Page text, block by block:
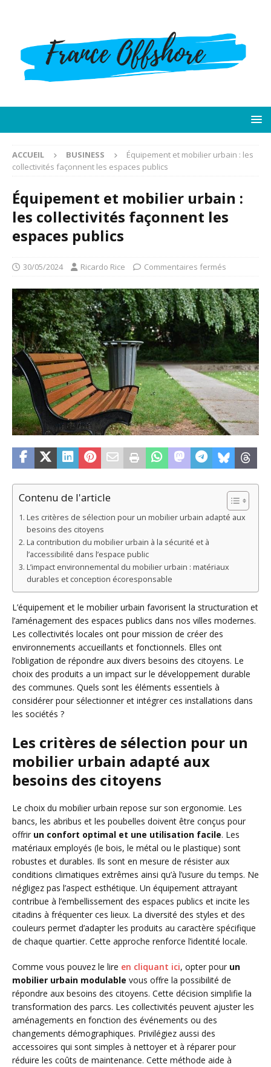
ACCUEIL BUSINESS
Équipement et mobilier urbain : les
collectivités façonnent les espaces publics
Équipement et mobilier urbain :
les collectivités façonnent les
espaces publics
30/05/2024 Ricardo Rice Commentaires fermés
Contenu de l'article
Les critères de sélection pour un mobilier urbain adapté aux
besoins des citoyens
La contribution du mobilier urbain à la sécurité et à
l’accessibilité dans l’espace public
L’impact environnemental du mobilier urbain : matériaux
durables et conception écoresponsable
L’équipement et le mobilier urbain favorisent la structuration et
l’aménagement des espaces publics dans nos villes modernes.
Les collectivités locales ont pour mission de créer des
environnements accueillants et fonctionnels. Elles ont
l’obligation de répondre aux divers besoins des citoyens. Le
choix des produits a un impact sur le développement durable
des communes. Quels sont les éléments essentiels à
considérer pour sélectionner et intégrer ces installations dans
les sociétés ?
Les critères de sélection pour un
mobilier urbain adapté aux
besoins des citoyens
Le choix du mobilier urbain repose sur son ergonomie. Les
bancs, les abribus et les poubelles doivent être conçus pour
offrir un confort optimal et une utilisation facile. Les
matériaux employés (le bois, le métal ou le plastique) sont
robustes et durables. Ils sont en mesure de résister aux
conditions climatiques extrêmes ainsi qu’à l’usure du temps. Ne
négligez pas l’aspect esthétique. Un équipement attrayant
contribue à l’embellissement des espaces publics et incite les
citadins à fréquenter ces lieux. La diversité des styles et des
couleurs permet d’adapter les produits au caractère spécifique
de chaque quartier. Cette approche renforce l’identité locale.
Comme vous pouvez le lire en cliquant ici, opter pour un
mobilier urbain modulable vous offre la possibilité de
répondre aux besoins des citoyens. Cette décision simplifie la
transformation des parcs. Les collectivités peuvent ajuster les
aménagements en fonction des événements ou des
changements démographiques. Privilégiez aussi des
accessoires qui sont simples à nettoyer et à réparer pour
réduire les coûts de maintenance. Cette méthode aide à